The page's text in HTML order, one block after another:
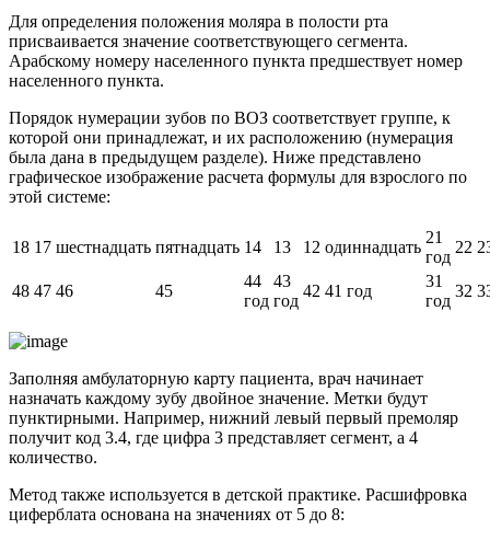
Для определения положения моляра в полости рта
присваивается значение соответствующего сегмента.
Арабскому номеру населенного пункта предшествует номер
населенного пункта.
Порядок нумерации зубов по ВОЗ соответствует группе, к
которой они принадлежат, и их расположению (нумерация
была дана в предыдущем разделе). Ниже представлено
графическое изображение расчета формулы для взрослого по
этой системе:
18 17 шестнадцать пятнадцать 14 13 12 одиннадцать
21
год
22
48 47 46 45
44
год
43
год
42 41 год
31
год
32
Заполняя амбулаторную карту пациента, врач начинает
назначать каждому зубу двойное значение. Метки будут
пунктирными. Например, нижний левый первый премоляр
получит код 3.4, где цифра 3 представляет сегмент, а 4
количество.
Метод также используется в детской практике. Расшифровка
циферблата основана на значениях от 5 до 8: